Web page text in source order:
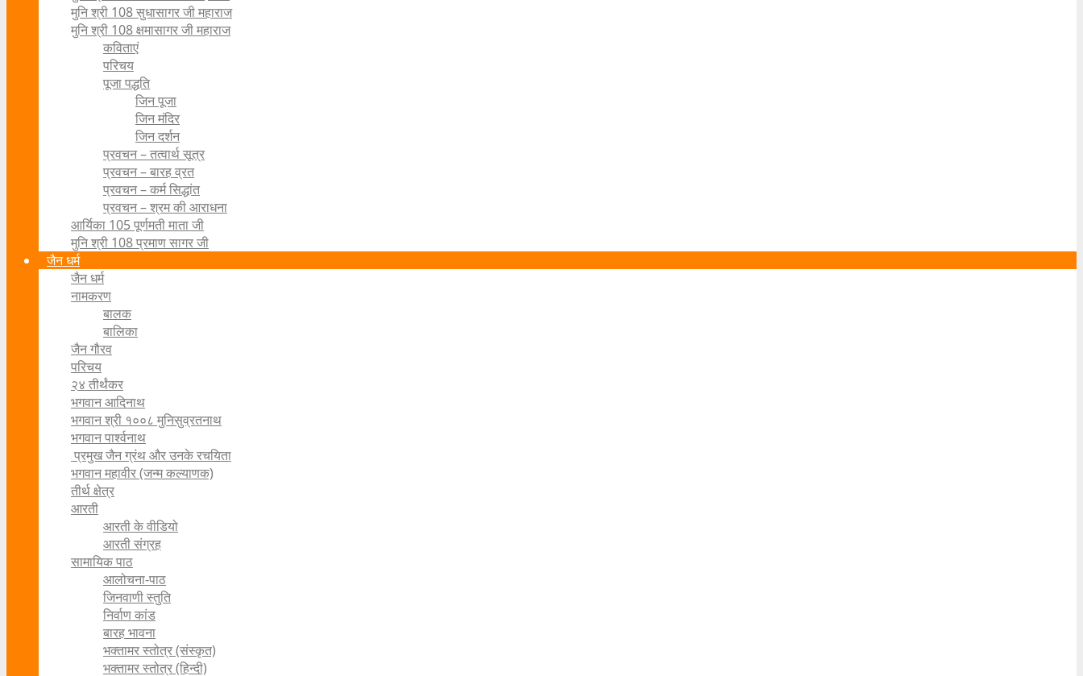
मुनि श्री 108 सुधासागर जी महाराज
मुनि श्री 108 क्षमासागर जी महाराज
कविताएं
परिचय
पूजा पद्धति
जिन पूजा
जिन मंदिर
जिन दर्शन
प्रवचन – तत्वार्थ सूत्र
प्रवचन – बारह व्रत
प्रवचन – कर्म सिद्धांत
प्रवचन – श्रम की आराधना
आर्यिका 105 पूर्णमती माता जी
मुनि श्री 108 प्रमाण सागर जी
जैन धर्म
जैन धर्म
नामकरण
बालक
बालिका
जैन गौरव
परिचय
२४ तीर्थंकर
भगवान आदिनाथ
भगवान श्री १००८ मुनिसुव्रतनाथ
भगवान पार्श्वनाथ
प्रमुख जैन ग्रंथ और उनके रचयिता
भगवान महावीर (जन्म कल्याणक)
तीर्थ क्षेत्र
आरती
आरती के वीडियो
आरती संग्रह
सामायिक पाठ
आलोचना-पाठ
जिनवाणी स्तुति
निर्वाण कांड
बारह भावना
भक्तामर स्तोत्र (संस्कृत)
भक्तामर स्तोत्र (हिन्दी)